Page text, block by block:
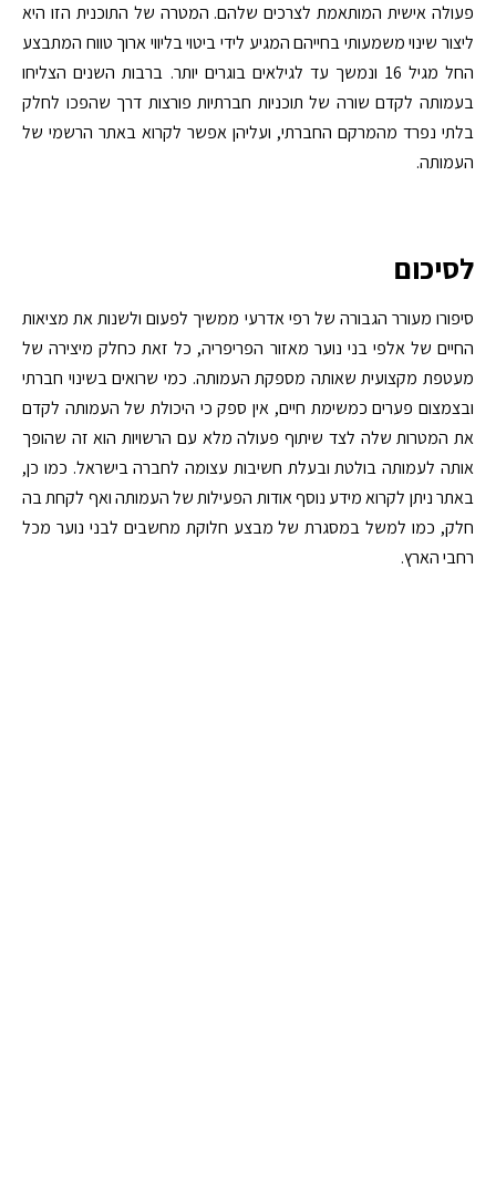
פעולה אישית המותאמת לצרכים שלהם. המטרה של התוכנית הזו היא
ליצור שינוי משמעותי בחייהם המגיע לידי ביטוי בליווי ארוך טווח המתבצע
החל מגיל 16 ונמשך עד לגילאים בוגרים יותר. ברבות השנים הצליחו
בעמותה לקדם שורה של תוכניות חברתיות פורצות דרך שהפכו לחלק
בלתי נפרד מהמרקם החברתי, ועליהן אפשר לקרוא באתר הרשמי של
העמותה.
לסיכום
סיפורו מעורר הגבורה של רפי אדרעי ממשיך לפעום ולשנות את מציאות
החיים של אלפי בני נוער מאזור הפריפריה, כל זאת כחלק מיצירה של
מעטפת מקצועית שאותה מספקת העמותה. כמי שרואים בשינוי חברתי
ובצמצום פערים כמשימת חיים, אין ספק כי היכולת של העמותה לקדם
את המטרות שלה לצד שיתוף פעולה מלא עם הרשויות הוא זה שהופך
אותה לעמותה בולטת ובעלת חשיבות עצומה לחברה בישראל. כמו כן,
באתר ניתן לקרוא מידע נוסף אודות הפעילות של העמותה ואף לקחת בה
חלק, כמו למשל במסגרת של מבצע חלוקת מחשבים לבני נוער מכל
רחבי הארץ.